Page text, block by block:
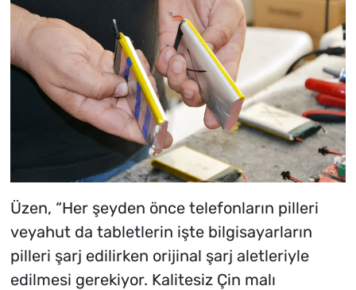
Üzen, “Her şeyden önce telefonların pilleri
veyahut da tabletlerin işte bilgisayarların
pilleri şarj edilirken orijinal şarj aletleriyle
edilmesi gerekiyor. Kalitesiz Çin malı